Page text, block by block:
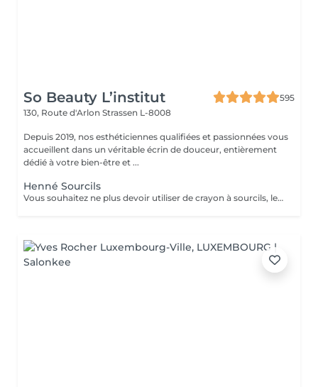
So Beauty L’institut
595
130, Route d'Arlon Strassen L-8008
Depuis 2019, nos esthéticiennes qualifiées et passionnées vous
accueillent dans un véritable écrin de douceur, entièrement
dédié à votre bien-être et ...
Henné Sourcils
Vous souhaitez ne plus devoir utiliser de crayon à sourcils, le henné est ce qu'il vous faut. Il s'agit d'une teinture végétale qui va colorer la peau pendant 2 semaines et teinter les sourcils pendant au moins 6 semaines. Vous obtiendrez ainsi des sourcils parfaitement redessinés de façon plus durable. Le henné peut également être la solution pour raviver un microblading entre deux retouches, ceci vous permettra de tenir un peu plus longtemps avant de refaire le microblading. ATTENTION: Un rafraîchissement des sourcils est compris dans cette prestation mais pas une restructuration de sourcils.